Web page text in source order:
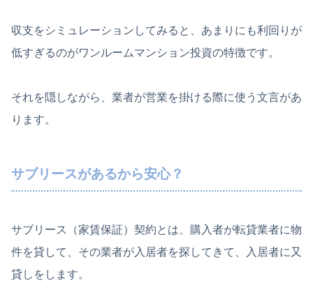
収支をシミュレーションしてみると、あまりにも利回りが
低すぎるのがワンルームマンション投資の特徴です。
それを隠しながら、業者が営業を掛ける際に使う文言があ
ります。
サブリースがあるから安心？
サブリース（家賃保証）契約とは、購入者が転貸業者に物
件を貸して、その業者が入居者を探してきて、入居者に又
貸しをします。